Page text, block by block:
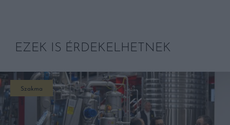
EZEK IS ÉRDEKELHETNEK
Szakma